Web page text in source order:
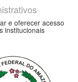
e oferecer acesso
institucionais